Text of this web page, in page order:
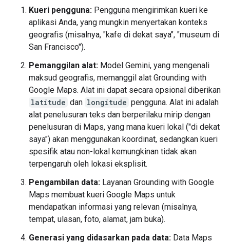
Kueri pengguna: Pengguna mengirimkan kueri ke
aplikasi Anda, yang mungkin menyertakan konteks
geografis (misalnya, "kafe di dekat saya", "museum di
San Francisco").
Pemanggilan alat: Model Gemini, yang mengenali
maksud geografis, memanggil alat Grounding with
Google Maps. Alat ini dapat secara opsional diberikan
latitude dan longitude pengguna. Alat ini adalah
alat penelusuran teks dan berperilaku mirip dengan
penelusuran di Maps, yang mana kueri lokal ("di dekat
saya") akan menggunakan koordinat, sedangkan kueri
spesifik atau non-lokal kemungkinan tidak akan
terpengaruh oleh lokasi eksplisit.
Pengambilan data: Layanan Grounding with Google
Maps membuat kueri Google Maps untuk
mendapatkan informasi yang relevan (misalnya,
tempat, ulasan, foto, alamat, jam buka).
Generasi yang didasarkan pada data: Data Maps